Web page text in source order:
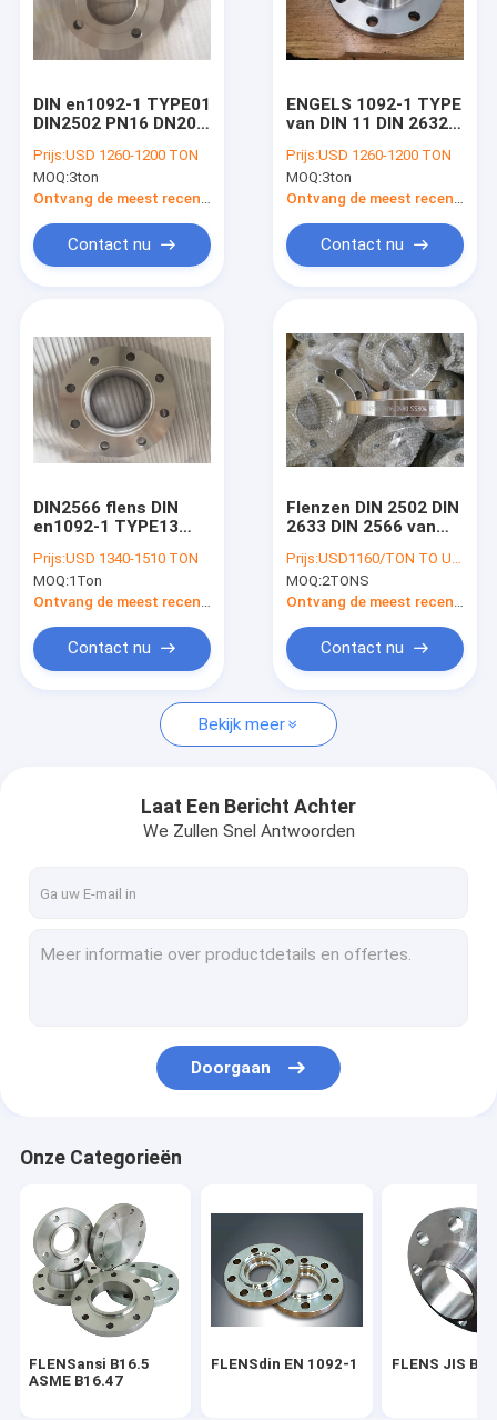
Producten
Over ons
Contacteer ons
FLENSdin EN 1092-1
FLENS JIS B2220
FLENS BS 4504
PIJPmontage ASME B16.9
EN 10253 VAN DE PIJPmontage DIN
Het Reductiemiddel van de staalpijp
Koolstofstaalnaadloze buis
DIN en1092-1 TYPE01
DIN2502 PN16 DN200
Gesmede S235JR
P250GH P245GH
Prijs:USD 1260-1200 TON
MOQ:3ton
Ontvang de meest recente Prijs
Contact nu
ENGELS 1092-1 TYPE
van DIN 11 DIN 2632
PN10 DIN 2635
P235GH P250GH
P280GH op
Prijs:USD 1260-1200 TON
MOQ:3ton
Ontvang de meest recente Prijs
Contact nu
DIN2566 flens DIN
en1092-1 TYPE13
P250GH A182 F304
F316
Prijs:USD 1340-1510 TON
MOQ:1Ton
Ontvang de meest recente Prijs
Contact nu
Flenzen DIN 2502 DIN
2633 DIN 2566 van
Gesmede Roestvrije
staal
Prijs:USD1160/TON TO USD2270/TON
MOQ:2TONS
Ontvang de meest recente Prijs
Contact nu
Bekijk meer
Laat Een Bericht Achter
We Zullen Snel Antwoorden
Doorgaan
Onze Categorieën
FLENSansi B16.5
ASME B16.47
FLENSdin EN 1092-1 FLENS JIS